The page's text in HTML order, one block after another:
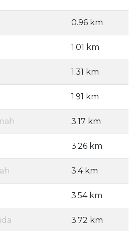
0.96 km
1.01 km
1.31 km
1.91 km
3.17 km
3.26 km
3.4 km
3.54 km
3.72 km